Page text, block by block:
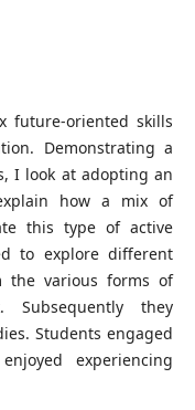
future-oriented skills
Demonstrating a
I look at adopting an
how a mix of
this type of active
to explore different
the various forms of
Subsequently they
Students engaged
experiencing